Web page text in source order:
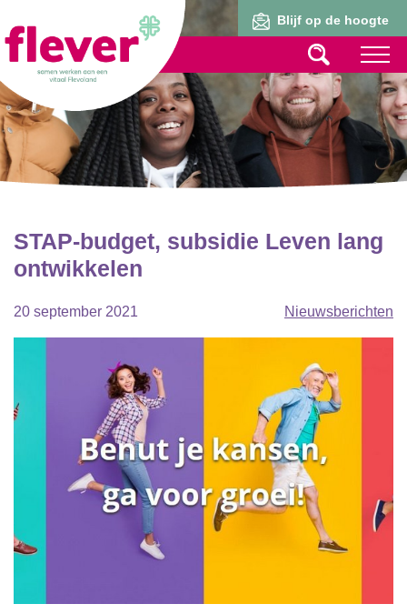
Blijf op de hoogte
STAP-budget, subsidie Leven lang
ontwikkelen
20 september 2021 Nieuwsberichten